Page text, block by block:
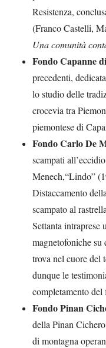
Resistenza,
(Franco Castelli,
Una comunità
Fondo Capanne
precedenti,
lo studio delle
crocevia tra
piemontese di
Fondo Carlo De
scampati
Menech,“Lindo”
Distaccamento
scampato al
Settanta intraprese
magnetofoniche
trova nel cuore del
dunque le
completamento
Fondo Pinan
della Pinan
di montagna